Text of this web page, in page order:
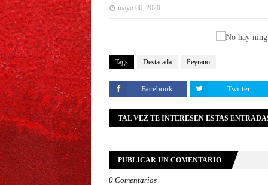
mayo 06, 2020
Tags Destacada Peyrano
Facebook Twitter
TAL VEZ TE INTERESEN ESTAS
PUBLICAR UN COMENTARIO
0 Comentarios